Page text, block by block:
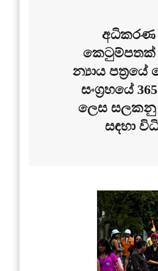
අධිකරණ
කෙටුම්පතක්
න්‍යාය
සංග්‍රහයේ
ලෙස සලකනු
සඳහා